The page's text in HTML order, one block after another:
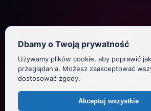
Firma
Regulamin
Polityka prywatności
Dbamy o Twoją prywatność
Używamy plików cookie, aby poprawić
przeglądania. Możesz zaakceptować
dostosować zgody.
Akceptuj wszystkie